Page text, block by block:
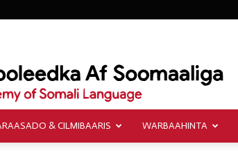
& CILMIBAARIS WARBAAHINTA